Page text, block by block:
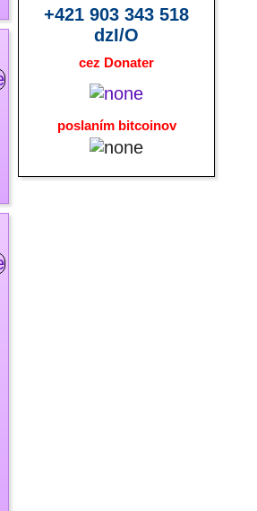
+421 903 343 518
dzI/O
cez Donater
poslaním bitcoinov